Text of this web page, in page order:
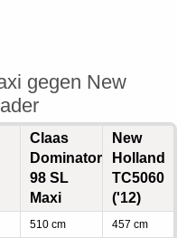
gegen New
Claas
Dominator
98 SL
Maxi
New
Holland
TC5060
('12)
510 cm 457 cm